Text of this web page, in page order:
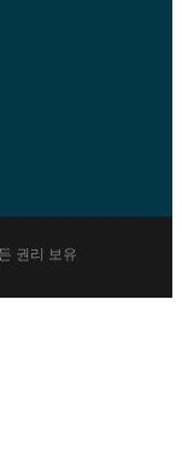
권리 보유